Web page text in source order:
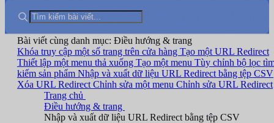
Bài viết cùng danh mục: Điều hướng & trang
Khóa truy cập một số trang trên cửa hàng Tạo một URL Redirect
Thiết lập một menu thả xuống Tạo một menu Tùy chỉnh bộ lọc
kiếm sản phẩm Nhập và xuất dữ liệu URL Redirect bằng tệp CSV
Xóa URL Redirect Chỉnh sửa một menu Chỉnh sửa URL Redirect
Trang chủ
Điều hướng & trang
Nhập và xuất dữ liệu URL Redirect bằng tệp CSV